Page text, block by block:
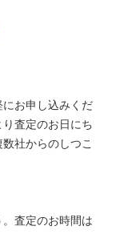
お申し込みくだ
査定のお日にち
社からのしつこ
査定のお時間は